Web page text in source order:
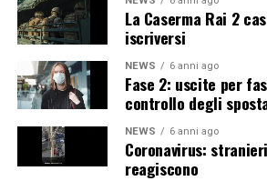
La Caserma Rai 2
iscriversi
NEWS 6 anni ago
Fase 2: uscite per
controllo degli
NEWS 6 anni ago
Coronavirus:
reagiscono